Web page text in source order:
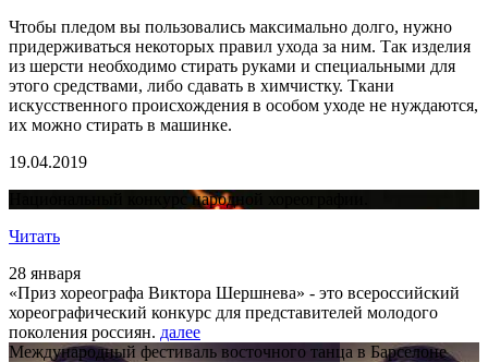
Чтобы пледом вы пользовались максимально долго, нужно
придерживаться некоторых правил ухода за ним. Так изделия
из шерсти необходимо стирать руками и специальными для
этого средствами, либо сдавать в химчистку. Ткани
искусственного происхождения в особом уходе не нуждаются,
их можно стирать в машинке.
19.04.2019
Национальный конкурс народной хореографии.
Читать
28 января
«Приз хореографа Виктора Шершнева» - это всероссийский
хореографический конкурс для представителей молодого
поколения россиян. далее
Международный фестиваль восточного танца в Барселоне